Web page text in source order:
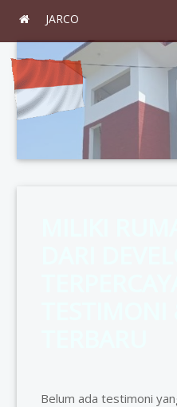
JARCO
Belum ada testimoni